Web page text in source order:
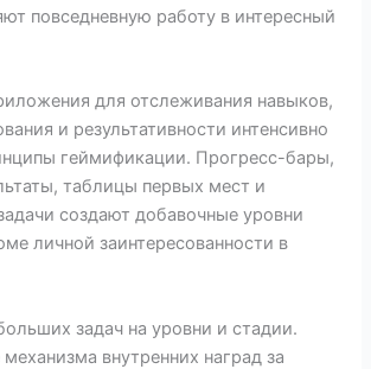
повседневную работу в интересный
для отслеживания навыков,
и результативности интенсивно
геймификации. Прогресс-бары,
таблицы первых мест и
создают добавочные уровни
личной заинтересованности в
задач на уровни и стадии.
внутренних наград за